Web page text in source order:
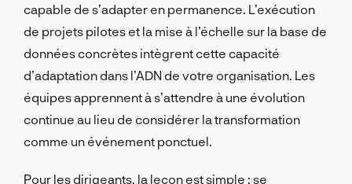
capable de s’adapter en permanence. L’exécution
de projets pilotes et la mise à l’échelle sur la base de
données concrètes intègrent cette capacité
d’adaptation dans l’ADN de votre organisation. Les
équipes apprennent à s’attendre à une évolution
continue au lieu de considérer la transformation
comme un événement ponctuel.
Pour les dirigeants, la leçon est simple : se